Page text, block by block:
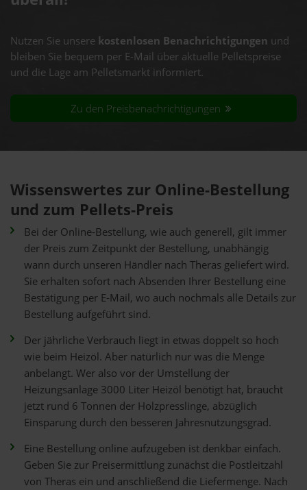
Nutzen Sie unsere kostenlosen Benachrichtigungen und
bleiben Sie bequem per E-Mail über aktuelle Pelletspreise
und die Lage am Pelletsmarkt informiert.
Zu den Preisbenachrichtigungen
Wissenswertes zur Online-Bestellung
und zum Pellets-Preis
Bei der Online-Bestellung, wie auch generell, gilt immer
der Preis zum Zeitpunkt der Bestellung, unabhängig
wann durch unseren Händler nach Theras geliefert wird.
Sie erhalten sofort nach Absenden Ihrer Bestellung eine
Bestätigung per E-Mail, wo auch nochmals alle Details zur
Bestellung aufgeführt sind.
Der jährliche Verbrauch liegt in etwas doppelt so hoch
wie beim Heizöl. Aber natürlich nur was die Menge
anbelangt. Wer also vor der Umstellung der
Heizungsanlage 3000 Liter Heizöl benötigt hat, braucht
jetzt rund 6 Tonnen der Holzpresslinge, abzüglich
Einsparung durch den besseren Jahresnutzungsgrad.
Eine Bestellung online aufzugeben ist denkbar einfach.
Geben Sie zur Preisermittlung zunächst die Postleitzahl
von Theras ein und anschließend die Liefermenge. Nach